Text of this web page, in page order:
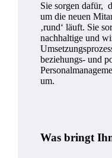
Sie sorgen dafür,
um die neuen
‚rund‘ läuft. Sie
nachhaltige und
beziehungs- und
um.
Was bringt